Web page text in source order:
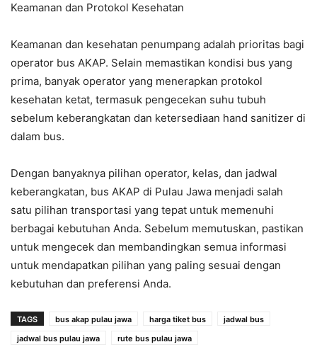
Keamanan dan Protokol Kesehatan
Keamanan dan kesehatan penumpang adalah prioritas bagi
operator bus AKAP. Selain memastikan kondisi bus yang
prima, banyak operator yang menerapkan protokol
kesehatan ketat, termasuk pengecekan suhu tubuh
sebelum keberangkatan dan ketersediaan hand sanitizer di
dalam bus.
Dengan banyaknya pilihan operator, kelas, dan jadwal
keberangkatan, bus AKAP di Pulau Jawa menjadi salah
satu pilihan transportasi yang tepat untuk memenuhi
berbagai kebutuhan Anda. Sebelum memutuskan, pastikan
untuk mengecek dan membandingkan semua informasi
untuk mendapatkan pilihan yang paling sesuai dengan
kebutuhan dan preferensi Anda.
TAGS bus akap pulau jawa harga tiket bus
jadwal bus
jadwal bus pulau jawa
rute bus pulau jawa